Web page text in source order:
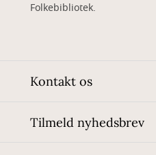
Folkebibliotek.
Kontakt os
Tilmeld nyhedsbrev